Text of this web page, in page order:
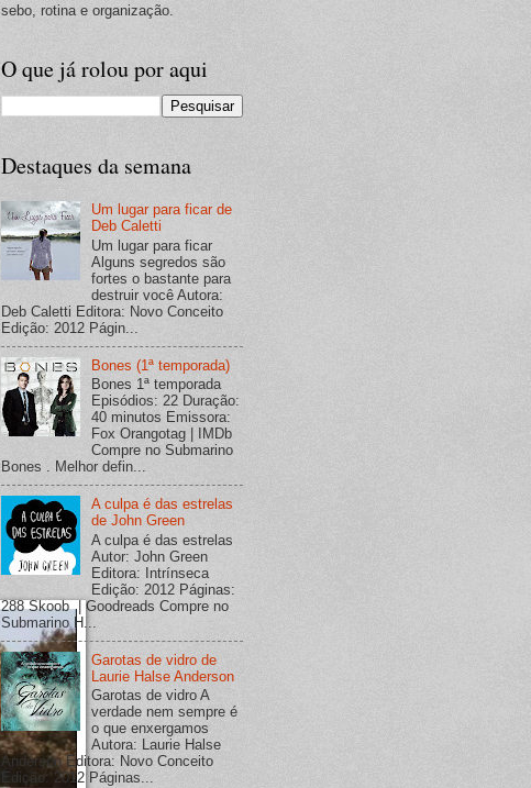
sebo, rotina e organização.
O que já rolou por aqui
Destaques da semana
Um lugar para ficar de
Deb Caletti
Um lugar para ficar
Alguns segredos são
fortes o bastante para
destruir você Autora:
Deb Caletti Editora: Novo Conceito
Edição: 2012 Págin...
Bones (1ª temporada)
Bones 1ª temporada
Episódios: 22 Duração:
40 minutos Emissora:
Fox Orangotag | IMDb
Compre no Submarino
Bones . Melhor defin...
A culpa é das estrelas
de John Green
A culpa é das estrelas
Autor: John Green
Editora: Intrínseca
Edição: 2012 Páginas:
288 Skoob | Goodreads Compre no
Submarino H...
Garotas de vidro de
Laurie Halse Anderson
Garotas de vidro A
verdade nem sempre é
o que enxergamos
Autora: Laurie Halse
Anderson Editora: Novo Conceito
Edição: 2012 Páginas...